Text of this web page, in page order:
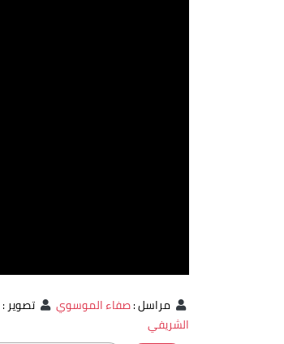
مراسل:صفاء الموسوي تصوير:
الشريفي